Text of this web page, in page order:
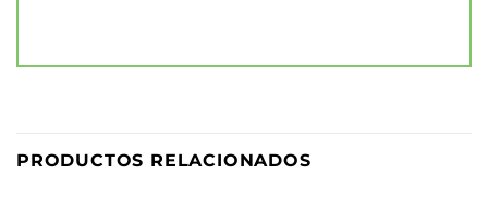
PRODUCTOS RELACIONADOS
OFF